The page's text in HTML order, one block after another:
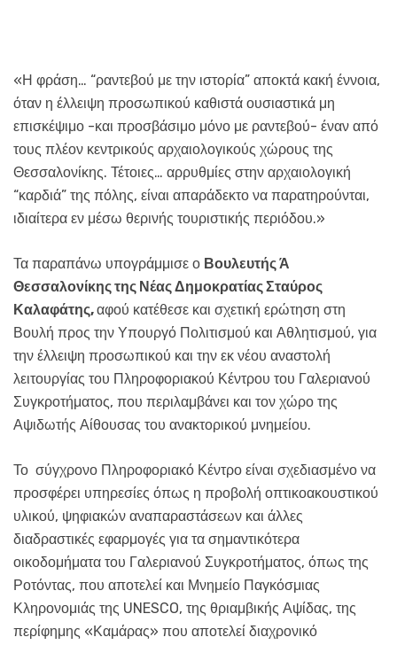
«Η φράση… “ραντεβού με την ιστορία” αποκτά κακή έννοια,
όταν η έλλειψη προσωπικού καθιστά ουσιαστικά μη
επισκέψιμο -και προσβάσιμο μόνο με ραντεβού- έναν από
τους πλέον κεντρικούς αρχαιολογικούς χώρους της
Θεσσαλονίκης. Τέτοιες… αρρυθμίες στην αρχαιολογική
“καρδιά” της πόλης, είναι απαράδεκτο να παρατηρούνται,
ιδιαίτερα εν μέσω θερινής τουριστικής περιόδου.»
Τα παραπάνω υπογράμμισε ο Βουλευτής Ά
Θεσσαλονίκης της Νέας Δημοκρατίας Σταύρος
Καλαφάτης,αφού κατέθεσε και σχετική ερώτηση στη
Βουλή προς την Υπουργό Πολιτισμού και Αθλητισμού, για
την έλλειψη προσωπικού και την εκ νέου αναστολή
λειτουργίας του Πληροφοριακού Κέντρου του Γαλεριανού
Συγκροτήματος, που περιλαμβάνει και τον χώρο της
Αψιδωτής Αίθουσας του ανακτορικού μνημείου.
Το σύγχρονο Πληροφοριακό Κέντρο είναι σχεδιασμένο να
προσφέρει υπηρεσίες όπως η προβολή οπτικοακουστικού
υλικού, ψηφιακών αναπαραστάσεων και άλλες
διαδραστικές εφαρμογές για τα σημαντικότερα
οικοδομήματα του Γαλεριανού Συγκροτήματος, όπως της
Ροτόντας, που αποτελεί και Μνημείο Παγκόσμιας
Κληρονομιάς της UNESCO, της θριαμβικής Αψίδας, της
περίφημης «Καμάρας» που αποτελεί διαχρονικό